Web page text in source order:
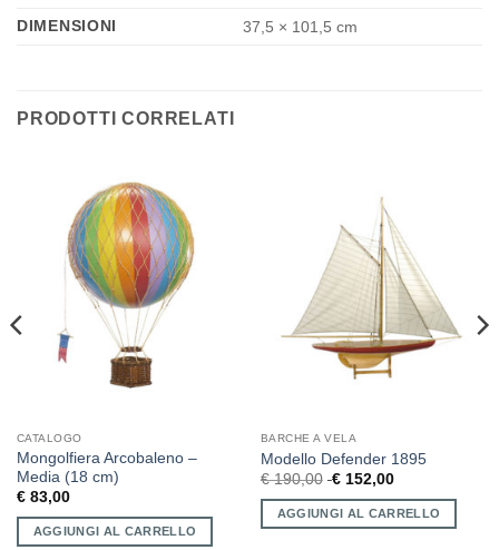
DIMENSIONI
37,5 × 101,5 cm
PRODOTTI CORRELATI
CATALOGO
Mongolfiera Arcobaleno –
Media (18 cm)
€83,00
AGGIUNGI AL CARRELLO
BARCHE A VELA
Modello Defender 1895
€190,00 €152,00
AGGIUNGI AL CARRELLO